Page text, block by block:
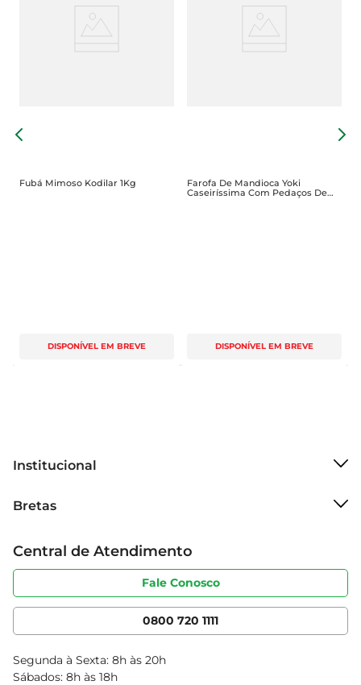
Fubá Mimoso Kodilar 1Kg
DISPONÍVEL EM BREVE
Farofa De Mandioca Yoki
Caseiríssima Com Pedaços De
Cebola Crocante 200g
DISPONÍVEL EM BREVE
Institucional
Grupo Cencosud
Sobre privacidade
Portal do fornecedor
Cencosud Media
Bretas
Produtos Bretas
Código de ética
Serviços
Clube Bretas
Blog Bretas
Black Friday
Central de Atendimento
Fale Conosco
0800 720 1111
Segunda à Sexta: 8h às 20h
Sábados: 8h às 18h